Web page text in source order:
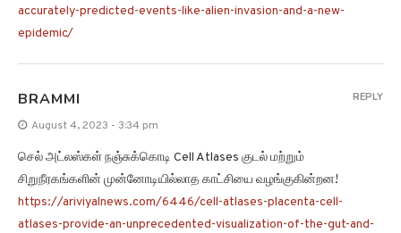
accurately-predicted-events-like-alien-invasion-and-a-new-
epidemic/
BRAMMI
August 4, 2023 - 3:34 pm
செல் அட்லஸ்கள் நஞ்சுக்கொடி Cell Atlases குடல் மற்றும்
சிறுநீரகங்களின் முன்னோடியில்லாத காட்சியை வழங்குகின்றன!
https://ariviyalnews.com/6446/cell-atlases-placenta-cell-
atlases-provide-an-unprecedented-visualization-of-the-gut-and-
REPLY